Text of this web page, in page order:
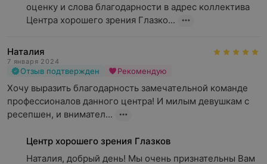
оценку и слова благодарности в адрес коллектива
Центра хорошего зрения Глазко...
Наталия
7 января 2024
Отзыв подтвержден Рекомендую
Хочу выразить благодарность замечательной команде
профессионалов данного центра! И милым девушкам с
ресепшен, и внимател...
Центр хорошего зрения Глазков
Наталия, добрый день! Мы очень признательны Вам